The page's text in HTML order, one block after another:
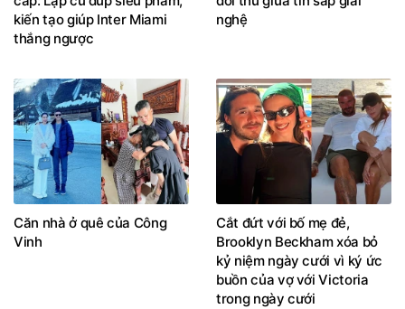
kiến tạo giúp Inter Miami
thắng ngược
nghệ
Căn nhà ở quê của Công
Vinh
Cắt đứt với bố mẹ đẻ,
Brooklyn Beckham xóa bỏ
kỷ niệm ngày cưới vì ký ức
buồn của vợ với Victoria
trong ngày cưới